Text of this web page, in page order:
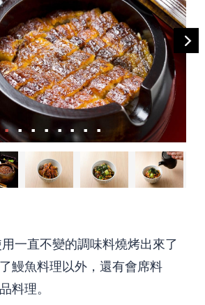
一直不變的調味料燒烤出來了
鰻魚料理以外，還有會席料
料理。